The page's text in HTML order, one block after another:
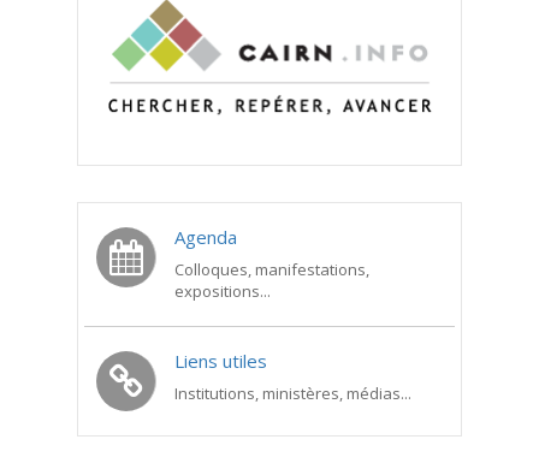
Agenda
Colloques, manifestations,
expositions...
Liens utiles
Institutions, ministères, médias...